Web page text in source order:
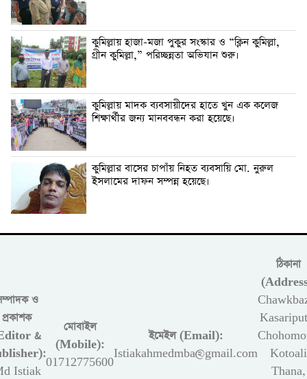
কুমিল্লায় হাজা-মজা পুকুর সংস্কার ও “ক্লিন কুমিল্লা,
গ্রীন কুমিল্লা,” পরিচ্ছন্নতা অভিযান শুরু।
কুমিল্লায় মাদক ব্যবসায়ীদের হাতে খুন এক কলেজ
শিক্ষার্থীর জন্য মানববন্ধন করা হয়েছে।
কুমিল্লার বাসের চাপাঁয় নিহত ব্যবসায়ি মো. নুরুল
ইসলামের দাফন সম্পন্ন হয়েছে।
ও
প্রকাশক
&
Istiak
মোবাইল
(Mobile):
01712775600
ইমেইল (Email):
Istiakahmedmba@gmail.com
ঠিকানা
Kotoali
Thana,